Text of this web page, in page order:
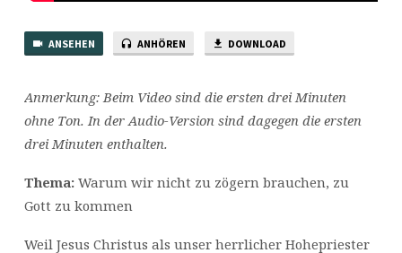
ANSEHEN ANHÖREN DOWNLOAD
Anmerkung: Beim Video sind die ersten drei Minuten
ohne Ton. In der Audio-Version sind dagegen die ersten
drei Minuten enthalten.
Thema:Warum wir nicht zu zögern brauchen, zu
Gott zu kommen
Weil Jesus Christus als unser herrlicher Hohepriester